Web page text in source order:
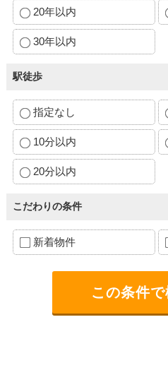
20年以内
30年以内
駅徒歩
指定なし
10分以内
20分以内
こだわりの条件
新着物件